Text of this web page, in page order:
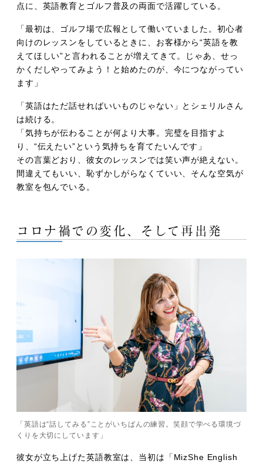
点に、英語教育とゴルフ普及の両面で活躍している。
「最初は、ゴルフ場で広報として働いていました。初心者
向けのレッスンをしているときに、お客様から“英語を教
えてほしい”と言われることが増えてきて。じゃあ、せっ
かくだしやってみよう！と始めたのが、今につながってい
ます」
「英語はただ話せればいいものじゃない」とシェリルさん
は続ける。
「気持ちが伝わることが何より大事。完璧を目指すよ
り、“伝えたい”という気持ちを育てたいんです」
その言葉どおり、彼女のレッスンでは笑い声が絶えない。
間違えてもいい、恥ずかしがらなくていい、そんな空気が
教室を包んでいる。
コロナ禍での変化、そして再出発
「英語は“話してみる”ことがいちばんの練習。笑顔で学べる環境づ
くりを大切にしています」
彼女が立ち上げた英語教室は、当初は「MizShe English